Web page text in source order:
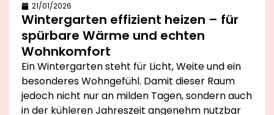
21/01/2026
Wintergarten effizient heizen – für
spürbare Wärme und echten
Wohnkomfort
Ein Wintergarten steht für Licht, Weite und ein
besonderes Wohngefühl. Damit dieser Raum
jedoch nicht nur an milden Tagen, sondern auch
in der kühleren Jahreszeit angenehm nutzbar